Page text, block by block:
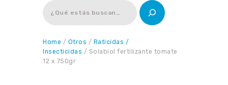
Buscar
Home / Otros / Raticidas /
Insecticidas / Solabiol fertilizante tomate
12 x 750gr